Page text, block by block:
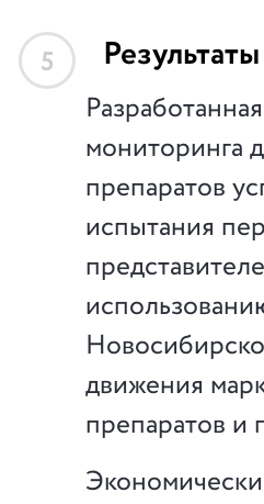
5
мониторинга
препаратов
испытания
движения
препаратов